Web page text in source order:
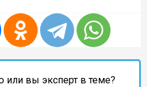
или вы эксперт в теме?